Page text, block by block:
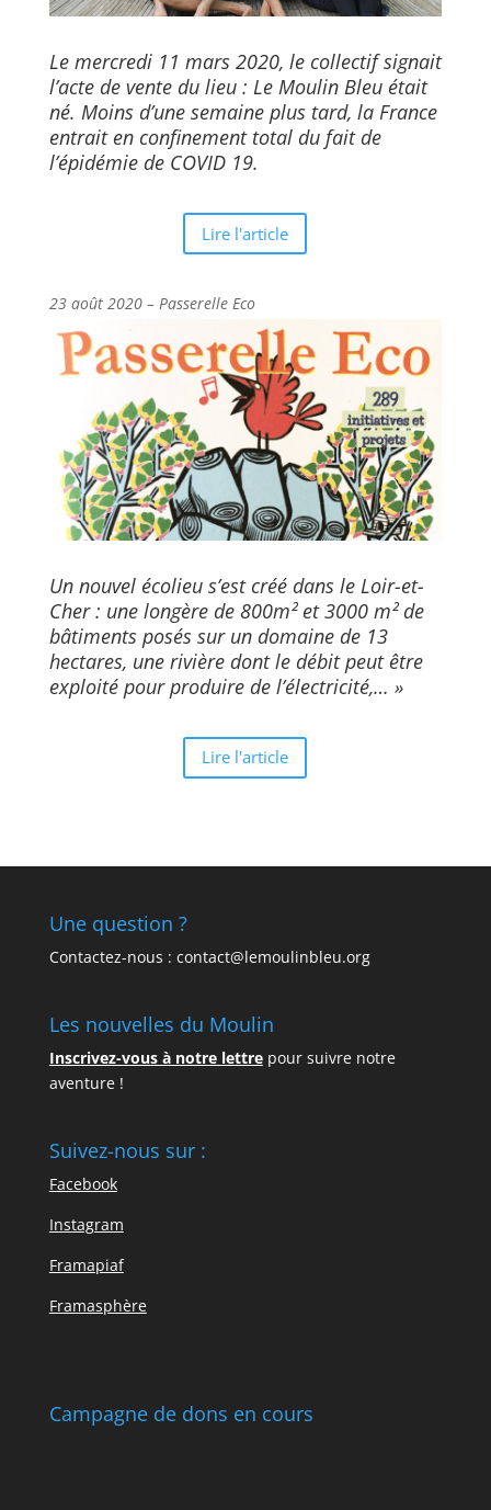
Le mercredi 11 mars 2020, le collectif signait
l’acte de vente du lieu : Le Moulin Bleuétait
né. Moins d’une semaine plus tard, la France
entrait en confinement total du fait de
l’épidémie de COVID 19.
Lire l'article
23 août 2020 – Passerelle Eco
Un nouvel écolieu s’est créé dans le Loir-et-
Cher : une longère de 800m² et 3000 m² de
bâtiments posés sur un domaine de 13
hectares, une rivière dont le débit peut être
exploité pour produire de l’électricité,… »
Lire l'article
Une question ?
Contactez-nous : contact@lemoulinbleu.org
Les nouvelles du Moulin
Inscrivez-vous à notre lettrepour suivre notre
aventure !
Suivez-nous sur :
Facebook
Instagram
Framapiaf
Framasphère
Campagne de dons en cours